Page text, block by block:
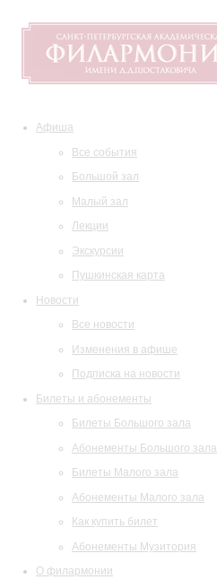
Афиша
Все события
Большой зал
Малый зал
Лекции
Экскурсии
Пушкинская карта
Новости
Все новости
Изменения в афише
Подписка на новости
Билеты и абонементы
Билеты Большого зала
Абонементы Большого зала
Билеты Малого зала
Абонементы Малого зала
Как купить билет
Абонементы Музитория
О филармонии